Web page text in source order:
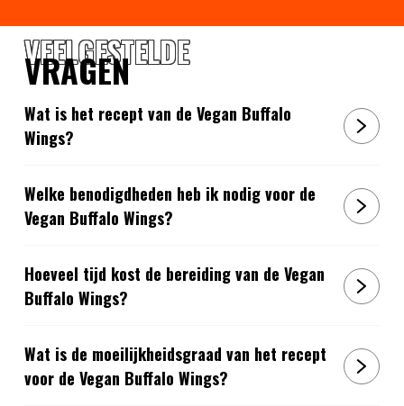
VEELGESTELDE
VRAGEN
Wat is het recept van de Vegan Buffalo
Wings?
Welke benodigdheden heb ik nodig voor de
Vegan Buffalo Wings?
Hoeveel tijd kost de bereiding van de Vegan
Buffalo Wings?
Wat is de moeilijkheidsgraad van het recept
voor de Vegan Buffalo Wings?